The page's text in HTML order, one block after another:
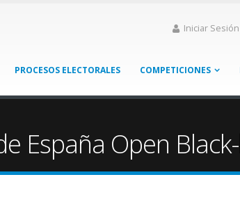
Iniciar Sesión
PROCESOS ELECTORALES COMPETICIONES
España Open